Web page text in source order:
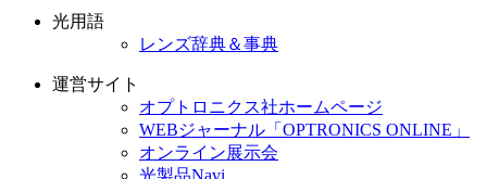
光用語
レンズ辞典＆事典
運営サイト
オプトロニクス社ホームページ
WEBジャーナル「OPTRONICS ONLINE」
オンライン展示会